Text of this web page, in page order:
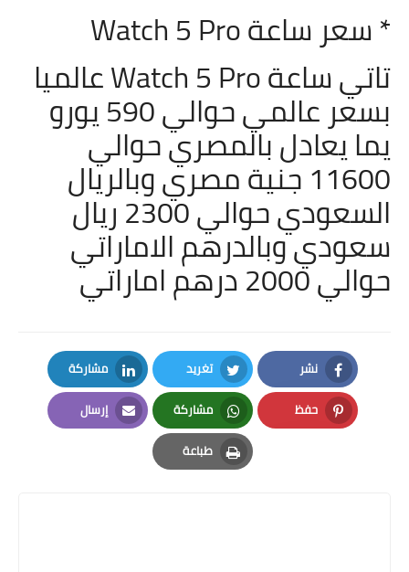
* سعر ساعةWatch 5 Pro
تاتي ساعة
Watch 5 Pro عالميا
بسعر عالمي حوالي 590 يورو
يما يعادل بالمصري حوالي
11600 جنية مصري وبالريال
السعودي حوالي 2300 ريال
سعودي وبالدرهم الاماراتي
حوالي 2000 درهم اماراتي
نشر
Facebook
تغريد
Twitter
مشاركة
LinkedIn
حفظ
Pinterest
مشاركة
Whatsapp
إرسال
Email
طباعة
Print